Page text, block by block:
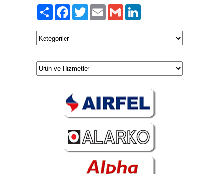
PaylaşFacebook
TwitterEmailGmail